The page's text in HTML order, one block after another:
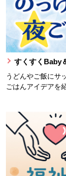
すくすくBaby
うどんやご飯にサ
ごはんアイデアを